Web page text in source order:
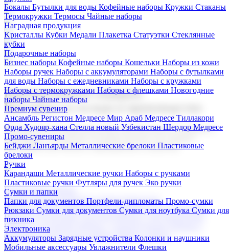
Бокалы Бутылки для воды Кофейные наборы Кружки Стаканы
Термокружки Термосы Чайные наборы
Наградная продукция
Kристаллы Кубки Медали Плакетка Статуэтки Стеклянные
кубки
Подарочные наборы
Бизнес наборы Кофейные наборы Кошельки Наборы из кожи
Наборы ручек Наборы с аккумуляторами Наборы с бутылками
для воды Наборы с ежедневниками Наборы с кружками
Наборы с термокружками Наборы с флешками Новогодние
наборы Чайные наборы
Премиум сувенир
Ансамбль Регистон Медресе Мир Араб Медресе Тиллакори
Орда Худояр-хана Стелла новый Узбекистан Шердор Медресе
Промо-сувениры
Бейджи Ланъярды Металлические брелоки Пластиковые
брелоки
Ручки
Карандаши Металлические ручки Наборы с ручками
Пластиковые ручки Футляры для ручек Эко ручки
Сумки и папки
Папки для документов Портфели-дипломаты Промо-сумки
Рюкзаки Сумки для документов Сумки для ноутбука Сумки для
пикника
Электроника
Аккумуляторы Зарядные устройства Колонки и наушники
Мобильные аксессуары Увлажнители Флешки
Корпоративные подарки
Поставка со склада и производство
Мы предлагаем широкий выбор корпоративных подарков и
сувениров с логотипом. В нашем каталоге вы найдете
продукцию для бизнеса, мероприятия и клиентов.
Подарочные наборы
Бизнес наборыКофейные наборы Кошельки
Наборы из кожиНаборы ручекНаборы с аккумуляторами
Наборы с бутылками для воды
Наборы с ежедневниками
Наборы с кружками
флешкамиНовогодние наборыЧайные наборы